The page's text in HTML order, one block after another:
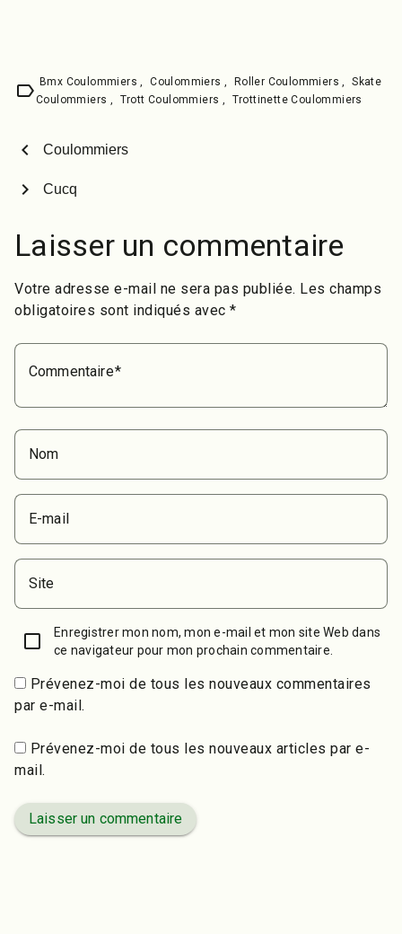
copings…
label Bmx Coulommiers Coulommiers Roller Coulommiers
Skate
Coulommiers
Trott Coulommiers Trottinette Coulommiers
chevron_left Coulommiers
Cucq
chevron_right
Laisser un commentaire
Votre adresse e-mail ne sera pas publiée. Les champs
obligatoires sont indiqués avec *
Commentaire
Nom
E-mail
Site
Enregistrer mon nom, mon e-mail et mon site Web dans
ce navigateur pour mon prochain commentaire.
Prévenez-moi de tous les nouveaux commentaires
par e-mail.
Prévenez-moi de tous les nouveaux articles par e-
mail.
Laisser un commentaire